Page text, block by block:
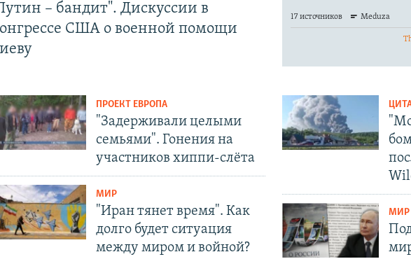
– бандит". Дискуссии в
США о военной помощи
ПРОЕКТ ЕВРОПА
"Задерживали целыми
семьями". Гонения на
участников хиппи-слёта
МИР
"Иран тянет время". Как
долго будет ситуация
между миром и войной?
МИР